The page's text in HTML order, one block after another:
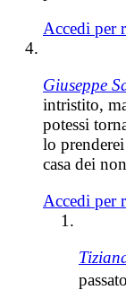
Accedi per
Giuseppe
intristito,
potessi
lo
casa dei
Accedi per